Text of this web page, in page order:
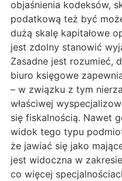
objaśnienia kodeksów,
podatkową też być
dużą skalę kapitałowe
jest zdolny stanowić
Zasadne jest rozumieć,
biuro księgowe
– w związku z tym
właściwej
się fiskalnością. Nawet
widok tego typu
że jawiać się jako
jest widoczna w
co więcej